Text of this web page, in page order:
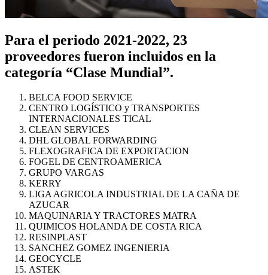
Para el periodo 2021-2022, 23
proveedores fueron incluidos en la
categoría “Clase Mundial”.
BELCA FOOD SERVICE
CENTRO LOGÍSTICO y TRANSPORTES
INTERNACIONALES TICAL
CLEAN SERVICES
DHL GLOBAL FORWARDING
FLEXOGRAFICA DE EXPORTACION
FOGEL DE CENTROAMERICA
GRUPO VARGAS
KERRY
LIGA AGRICOLA INDUSTRIAL DE LA CAÑA DE
AZUCAR
MAQUINARIA Y TRACTORES MATRA
QUIMICOS HOLANDA DE COSTA RICA
RESINPLAST
SANCHEZ GOMEZ INGENIERIA
GEOCYCLE
ASTEK